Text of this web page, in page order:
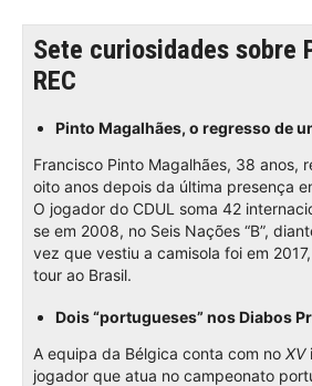
Sete curiosidades sobre
REC
Pinto Magalhães, o regresso de
Francisco Pinto Magalhães, 38 anos,
oito anos depois da última presença
O jogador do CDUL soma 42
se em 2008, no Seis Nações “B”,
vez que vestiu a camisola foi em
tour ao Brasil.
Dois “portugueses” nos Diabos
A equipa da Bélgica conta com no XV
jogador que atua no campeonato